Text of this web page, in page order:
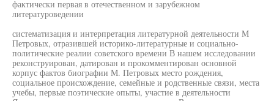
фактически первая в отечественном и зарубежном
литературоведении
систематизация и интерпретация литературной деятельности М
Петровых, отразившей историко-литературные и социально-
политические реалии советского времени В нашем исследовании
реконструирован, датирован и прокомментирован основной
корпус фактов биографии М. Петровых место рождения,
социальное происхождение, семейные и родственные связи, места
учебы, первые поэтические опыты, участие в деятельности